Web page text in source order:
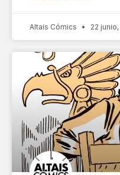
Altais Cómics 22